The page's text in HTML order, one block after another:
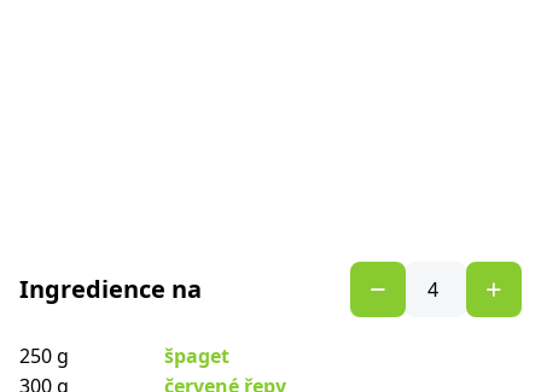
Ingredience na
250 g
špaget
300 g
červené řepy